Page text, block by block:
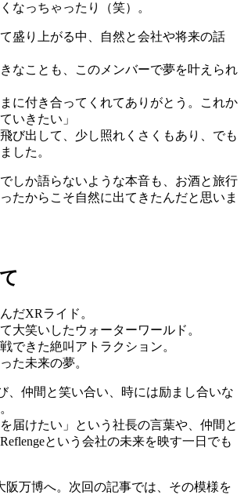
なっちゃったり（笑）。
盛り上がる中、自然と会社や将来の話
きなことも、このメンバーで夢を叶えられ
まに付き合ってくれてありがとう。これか
いきたい」
び出して、少し照れくさくもあり、でも
した。
しか語らないような本音も、お酒と旅行
たからこそ自然に出てきたんだと思いま
だXRライド。
大笑いしたウォーターワールド。
できた絶叫アトラクション。
た未来の夢。
、仲間と笑い合い、時には励まし合いな
届けたい」という社長の言葉や、仲間と
という会社の未来を映す一日でも
阪万博へ。次回の記事では、その模様を